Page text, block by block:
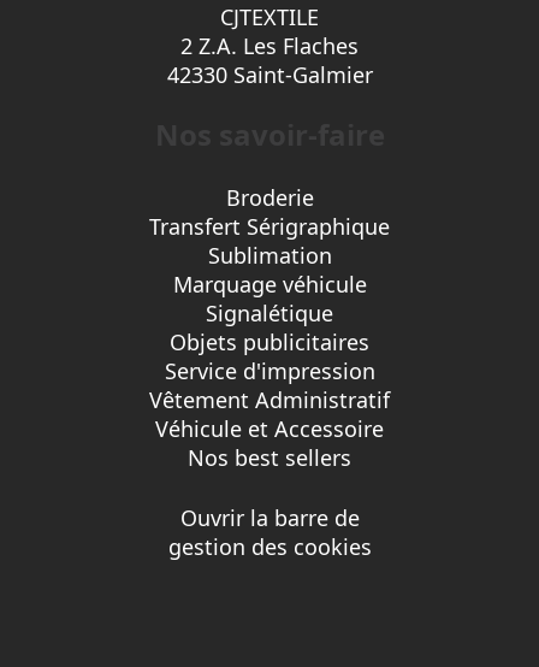
CJTEXTILE
2 Z.A. Les Flaches
42330 Saint-Galmier
Broderie
Transfert Sérigraphique
Sublimation
Marquage véhicule
Signalétique
Objets publicitaires
Service d'impression
Vêtement Administratif
Véhicule et Accessoire
Nos best sellers
Ouvrir la barre de
gestion des cookies